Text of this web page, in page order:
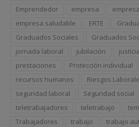
Emprendedor
empresa
empresa saludable
ERTE
Graduados Sociales
Graduados
jornada laboral
jubilación
prestaciones
Protección individual
recursos humanos
Riesgos
seguridad laboral
Seguridad social
teletrabajadores
teletrabajo
Trabajadores
trabajo trabajo